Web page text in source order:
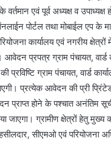
एवं पूर्व अध्यक्ष व उपाध्यक्ष
पोर्टल तथा मोबाईल
कार्यालय एवं नगरीय
प्रपत्र ग्राम पंचायत, वार्ड
ग्राम पंचायत, वार्ड
प्रत्येक आवेदन की प्री
प्राप्त होने के पश्चात अनंतिम
जाएगा। ग्रामीण क्षेत्रों हेतु
सीएमओ एवं